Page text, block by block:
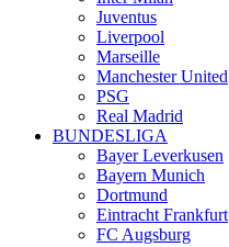
Juventus
Liverpool
Marseille
Manchester United
PSG
Real Madrid
BUNDESLIGA
Bayer Leverkusen
Bayern Munich
Dortmund
Eintracht Frankfurt
FC Augsburg